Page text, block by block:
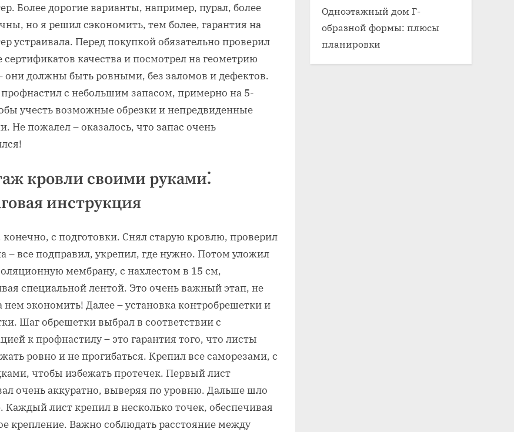
Более дорогие варианты, например, пурал, более
но я решил сэкономить, тем более, гарантия на
устраивала. Перед покупкой обязательно проверил
сертификатов качества и посмотрел на геометрию
они должны быть ровными, без заломов и дефектов.
профнастил с небольшим запасом, примерно на 5-
учесть возможные обрезки и непредвиденные
Не пожалел – оказалось, что запас очень
кровли своими руками⁚
инструкция
конечно, с подготовки. Снял старую кровлю, проверил
– все подправил, укрепил, где нужно. Потом уложил
мембрану, с нахлестом в 15 см,
специальной лентой. Это очень важный этап, не
нем экономить! Далее – установка контробрешетки и
Шаг обрешетки выбрал в соответствии с
к профнастилу – это гарантия того, что листы
ровно и не прогибаться. Крепил все саморезами, с
чтобы избежать протечек. Первый лист
очень аккуратно, выверяя по уровню. Дальше шло
Каждый лист крепил в несколько точек, обеспечивая
крепление. Важно соблюдать расстояние между
Одноэтажный дом Г-
образной формы: плюсы
планировки